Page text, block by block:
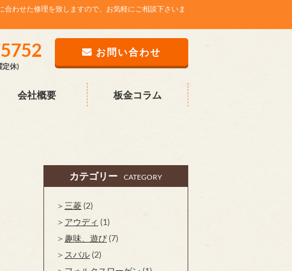
わせた修理を致しますので、お気軽にご相談下さいま
休)
お問い合わせ
会社概要 板金コラム
カテゴリー CATEGORY
三菱 (2)
アウディ (1)
趣味、遊び (7)
スバル (2)